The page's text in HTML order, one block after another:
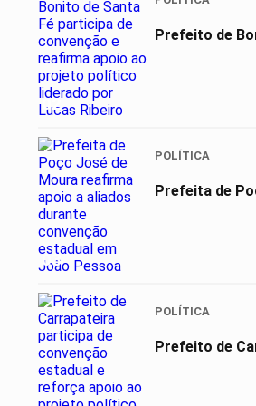
02
Prefeito de
03
POLÍTICA
Prefeita de
POLÍTICA
Prefeito de